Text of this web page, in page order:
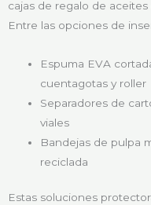
cajas de regalo de aceites
Entre las opciones de
Espuma EVA
cuentagotas y roller
Separadores de
viales
Bandejas de pulpa
reciclada
Estas soluciones